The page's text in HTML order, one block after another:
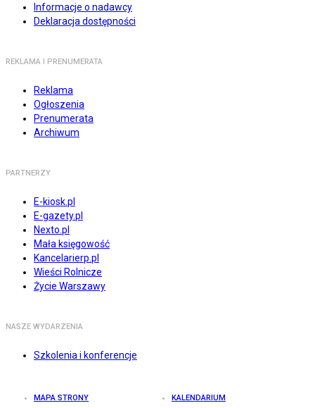
Informacje o nadawcy
Deklaracja dostępności
REKLAMA I PRENUMERATA
Reklama
Ogłoszenia
Prenumerata
Archiwum
PARTNERZY
E-kiosk.pl
E-gazety.pl
Nexto.pl
Mała księgowość
Kancelarierp.pl
Wieści Rolnicze
Życie Warszawy
NASZE WYDARZENIA
Szkolenia i konferencje
MAPA STRONY KALENDARIUM